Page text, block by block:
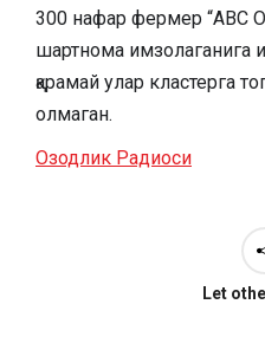
300 нафар фермер “АВС
шартнома имзолаганига
қарамай улар кластерга
олмаган.
Озодлик Радиоси
Let